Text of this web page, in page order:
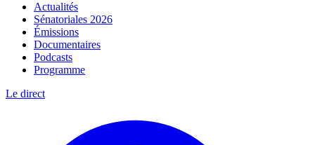
Actualités
Sénatoriales 2026
Émissions
Documentaires
Podcasts
Programme
Le direct